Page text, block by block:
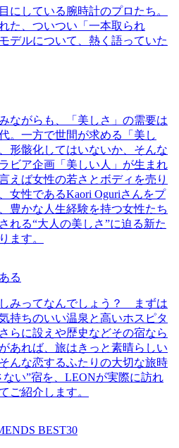
にしている腕時計のプロたち。
た、ついつい「一本取られ
デルについて、熱く語っていた
ながらも、「美しさ」の需要は
。一方で世間が求める「美し
形骸化してはいないか、そんな
ビア企画「美しい人」が生まれ
えば女性の若さとボディを売り
女性であるKaori Oguriさんをプ
豊かな人生経験を持つ女性たち
れる“大人の美しさ”に迫る新た
ます。
る
みってなんでしょう？ まずは
持ちのいい温泉と高いホスピタ
らに設えや歴史などその宿なら
あれば、旅はきっと素晴らしい
んな恋するふたりの大切な旅時
ない”宿を、LEONが実際に訪れ
ご紹介します。
BEST30